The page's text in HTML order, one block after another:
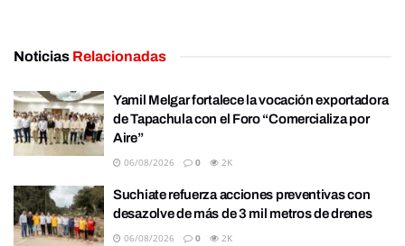
Noticias Relacionadas
Yamil Melgar fortalece la vocación exportadora
de Tapachula con el Foro “Comercializa por
Aire”
06/08/2026 0 2K
Suchiate refuerza acciones preventivas con
desazolve de más de 3 mil metros de drenes
06/08/2026 0 2K